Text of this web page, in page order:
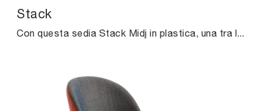
Stack
Con questa sedia Stack Midj in plastica, una tra le nostre sedute impilabili moderne, potrai completare i tuoi locali.